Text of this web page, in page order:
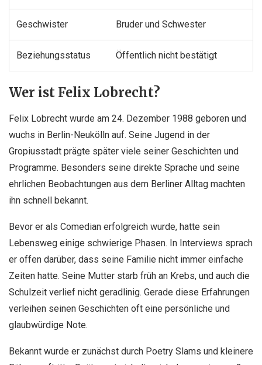
Geschwister Bruder und Schwester
Beziehungsstatus Öffentlich nicht bestätigt
Wer ist Felix Lobrecht?
Felix Lobrecht wurde am 24. Dezember 1988 geboren und
wuchs in Berlin-Neukölln auf. Seine Jugend in der
Gropiusstadt prägte später viele seiner Geschichten und
Programme. Besonders seine direkte Sprache und seine
ehrlichen Beobachtungen aus dem Berliner Alltag machten
ihn schnell bekannt.
Bevor er als Comedian erfolgreich wurde, hatte sein
Lebensweg einige schwierige Phasen. In Interviews sprach
er offen darüber, dass seine Familie nicht immer einfache
Zeiten hatte. Seine Mutter starb früh an Krebs, und auch die
Schulzeit verlief nicht geradlinig. Gerade diese Erfahrungen
verleihen seinen Geschichten oft eine persönliche und
glaubwürdige Note.
Bekannt wurde er zunächst durch Poetry Slams und kleinere